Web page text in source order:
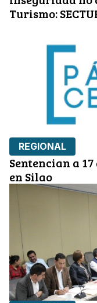
Turismo:
REGIONAL
Sentencian a
en Silao